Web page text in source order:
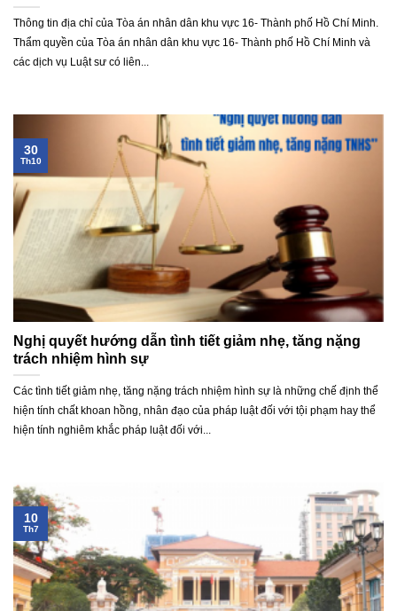
Thông tin địa chỉ của Tòa án nhân dân khu vực 16- Thành phố Hồ Chí Minh.
Thẩm quyền của Tòa án nhân dân khu vực 16- Thành phố Hồ Chí Minh và
các dịch vụ Luật sư có liên...
Nghị quyết hướng dẫn tình tiết giảm nhẹ, tăng nặng
trách nhiệm hình sự
Các tình tiết giảm nhẹ, tăng nặng trách nhiệm hình sự là những chế định thể
hiện tính chất khoan hồng, nhân đạo của pháp luật đối với tội phạm hay thể
hiện tính nghiêm khắc pháp luật đối với...
30
Th10
10
Th7